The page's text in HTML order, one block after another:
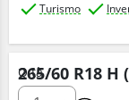
Turismo
265/60 R18 H
Q.tà